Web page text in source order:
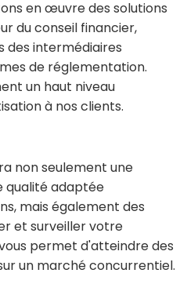
en œuvre des solutions
du conseil financier,
des intermédiaires
de réglementation.
un haut niveau
à nos clients.
non seulement une
qualité adaptée
mais également des
et surveiller votre
permet d'atteindre des
un marché concurrentiel.